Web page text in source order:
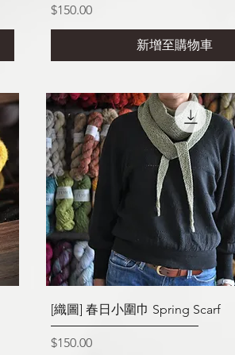
價格
$150.00
新增至購物車
快速瀏覽
[織圖] 春日小圍巾 Spring Scarf
價格
$150.00